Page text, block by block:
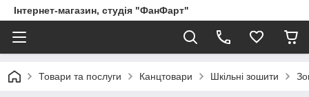
Інтернет-магазин, студія "ФанФарт"
Товари та послуги Канцтовари Шкільні зошити